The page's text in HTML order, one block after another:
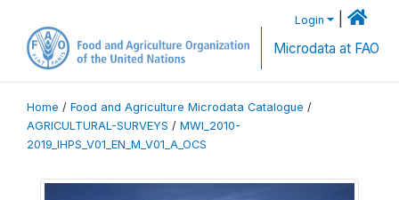
Login
Microdata at FAO
Home / Food and Agriculture Microdata Catalogue /
AGRICULTURAL-SURVEYS / MWI_2010-
2019_IHPS_V01_EN_M_V01_A_OCS